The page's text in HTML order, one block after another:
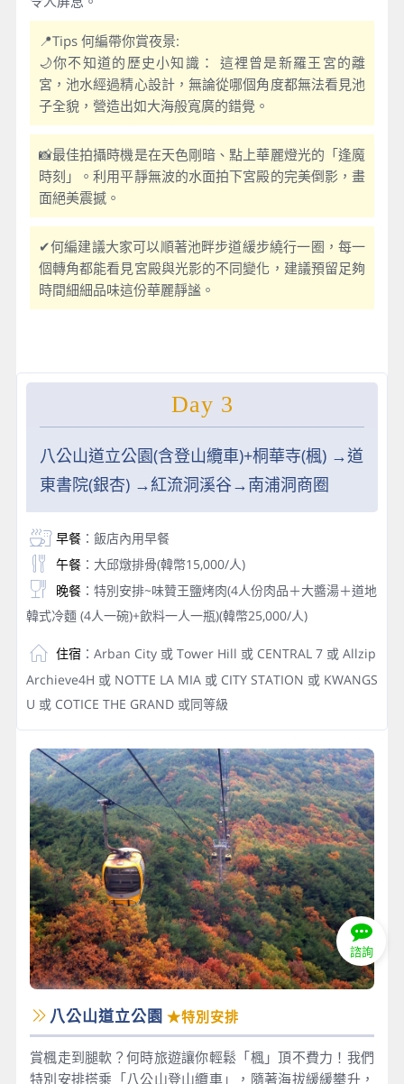
📍Tips 何編帶你賞夜景:
🌙你不知道的歷史小知識： 這裡曾是新羅王宮的離
宮，池水經過精心設計，無論從哪個角度都無法看見池
子全貌，營造出如大海般寬廣的錯覺。
📸最佳拍攝時機是在天色剛暗、點上華麗燈光的「逢魔
時刻」。利用平靜無波的水面拍下宮殿的完美倒影，畫
面絕美震撼。
✔何編建議大家可以順著池畔步道緩步繞行一圈，每一
個轉角都能看見宮殿與光影的不同變化，建議預留足夠
時間細細品味這份華麗靜謐。
Day 3
八公山道立公園(含登山纜車)+桐華寺(楓) →道
東書院(銀杏) →紅流洞溪谷→南浦洞商圈
早餐：飯店內用早餐
午餐：大邱燉排骨(韓幣15,000/人)
晚餐：特別安排~味贊王鹽烤肉(4人份肉品＋大醬湯＋道地
韓式冷麵 (4人一碗)+飲料一人一瓶)(韓幣25,000/人)
住宿 ：Arban City 或 Tower Hill 或 CENTRAL 7 或 Allzip
Archieve4H 或 NOTTE LA MIA 或 CITY STATION 或 KWANGS
U 或 COTICE THE GRAND 或同等級
八公山道立公園 ★特別安排
賞楓走到腿軟？何時旅遊讓你輕鬆「楓」頂不費力！我們
特別安排搭乘「八公山登山纜車」，隨著海拔緩緩攀升，
諮詢